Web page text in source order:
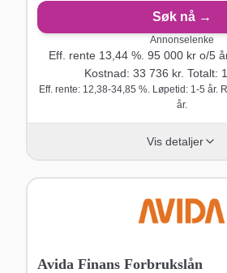
Søk nå →
Annonselenke
Eff. rente 13,44%. 95 000kr o/5
Kostnad: 33 736 kr. Totalt:
Eff. rente: 12,38-34,85 %. Løpetid: 1-5 år.
år.
Vis detaljer
Avida Finans Forbrukslån